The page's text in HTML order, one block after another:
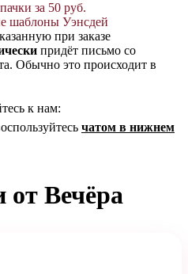
за 50 руб.
шаблоны Уэнсдей
при заказе
придёт письмо со
Обычно это происходит в
к нам:
чатом в нижнем
от Вечёра